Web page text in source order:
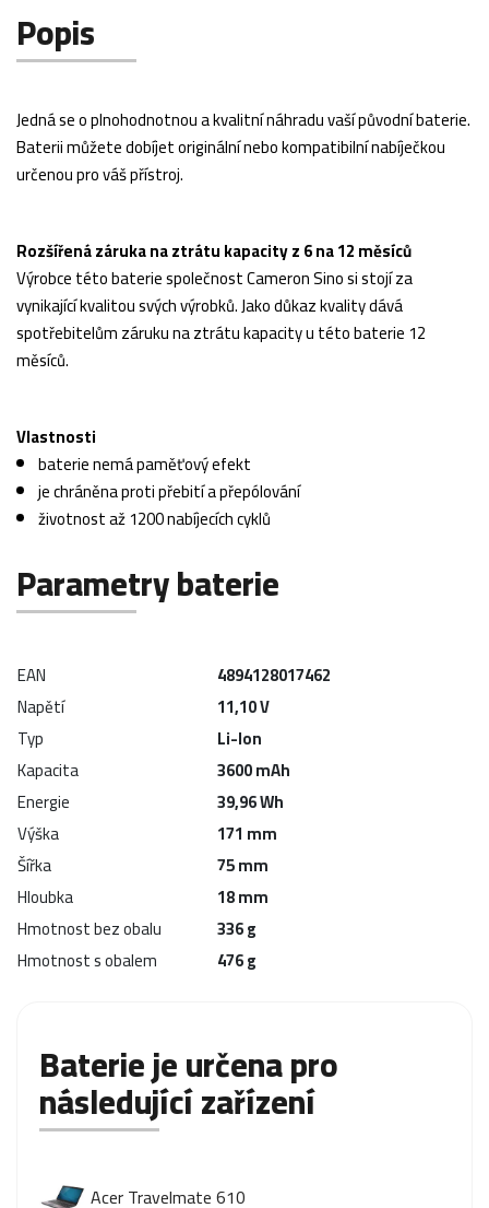
Popis
Jedná se o plnohodnotnou a kvalitní náhradu vaší původní baterie.
Baterii můžete dobíjet originální nebo kompatibilní nabíječkou
určenou pro váš přístroj.
Rozšířená záruka na ztrátu kapacity z 6 na 12 měsíců
Výrobce této baterie společnost Cameron Sino si stojí za
vynikající kvalitou svých výrobků. Jako důkaz kvality dává
spotřebitelům záruku na ztrátu kapacity u této baterie 12
měsíců.
Vlastnosti
baterie nemá paměťový efekt
je chráněna proti přebití a přepólování
životnost až 1200 nabíjecích cyklů
Parametry baterie
EAN
4894128017462
Napětí
11,10 V
Typ
Li-Ion
Kapacita
3600 mAh
Energie
39,96 Wh
Výška
171 mm
Šířka
75 mm
Hloubka
18 mm
Hmotnost bez obalu
336 g
Hmotnost s obalem
476 g
Baterie je určena pro
následující zařízení
Acer Travelmate 610